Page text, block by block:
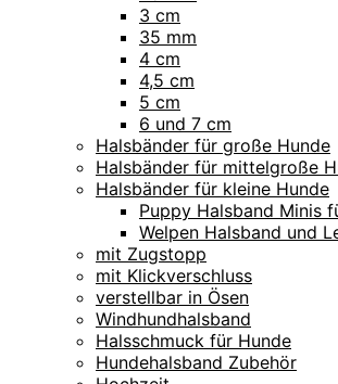
3 cm
35 mm
4 cm
4,5 cm
5 cm
6 und 7 cm
Halsbänder für große Hunde
Halsbänder für mittelgroße
Halsbänder für kleine Hunde
Puppy Halsband Minis
Welpen Halsband und
mit Zugstopp
mit Klickverschluss
verstellbar in Ösen
Windhundhalsband
Halsschmuck für Hunde
Hundehalsband Zubehör